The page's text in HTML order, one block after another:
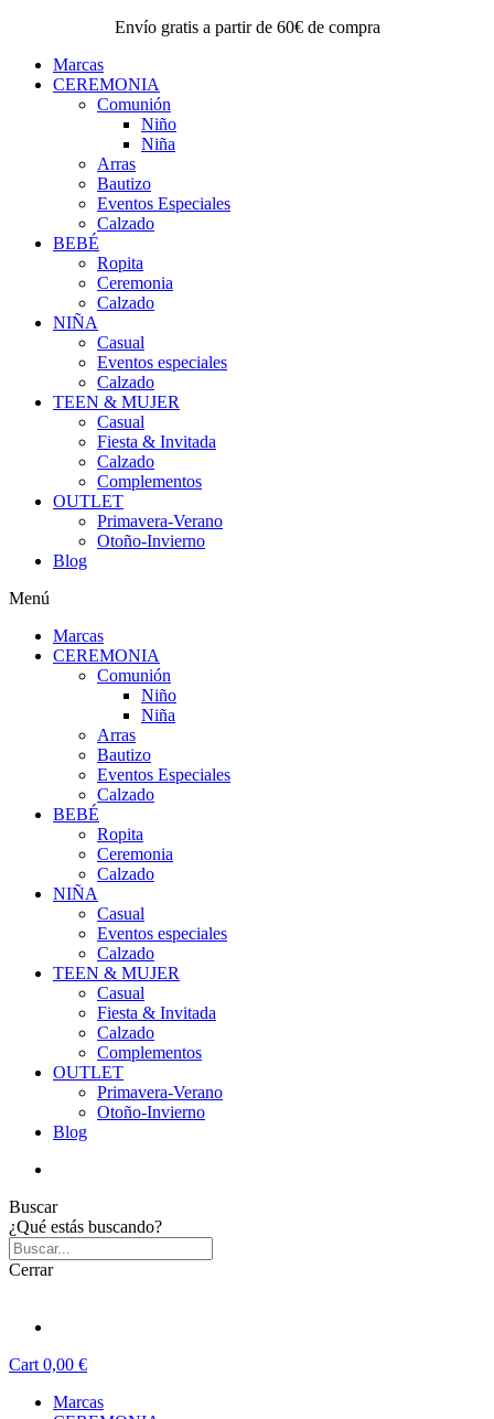
Envío gratis a partir de 60€ de compra
Marcas
CEREMONIA
Comunión
Niño
Niña
Arras
Bautizo
Eventos Especiales
Calzado
BEBÉ
Ropita
Ceremonia
Calzado
NIÑA
Casual
Eventos especiales
Calzado
TEEN & MUJER
Casual
Fiesta & Invitada
Calzado
Complementos
OUTLET
Primavera-Verano
Otoño-Invierno
Blog
Menú
Marcas
CEREMONIA
Comunión
Niño
Niña
Arras
Bautizo
Eventos Especiales
Calzado
BEBÉ
Ropita
Ceremonia
Calzado
NIÑA
Casual
Eventos especiales
Calzado
TEEN & MUJER
Casual
Fiesta & Invitada
Calzado
Complementos
OUTLET
Primavera-Verano
Otoño-Invierno
Blog
Buscar
¿Qué estás buscando?
Cerrar
Cart 0,00 €
Marcas